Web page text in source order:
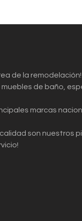
de la
de baño,
marcas
son nuestros